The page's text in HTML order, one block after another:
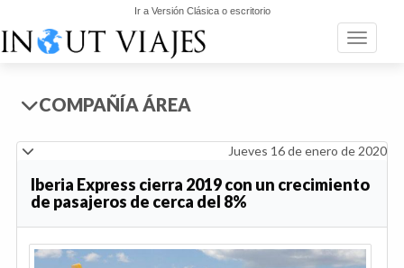
Ir a Versión Clásica o escritorio
Toggle
COMPAÑÍA ÁREA
Jueves 16 de enero de 2020
Iberia Express cierra 2019 con un crecimiento
de pasajeros de cerca del 8%